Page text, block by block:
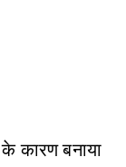
कारण बनाया